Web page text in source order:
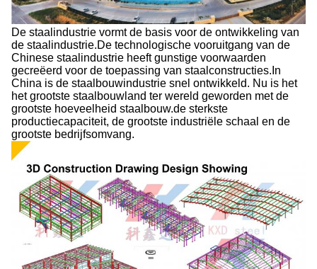
De staalindustrie vormt de basis voor de ontwikkeling van
de staalindustrie.De technologische vooruitgang van de
Chinese staalindustrie heeft gunstige voorwaarden
gecreëerd voor de toepassing van staalconstructies.In
China is de staalbouwindustrie snel ontwikkeld. Nu is het
het grootste staalbouwland ter wereld geworden met de
grootste hoeveelheid staalbouw.de sterkste
productiecapaciteit, de grootste industriële schaal en de
grootste bedrijfsomvang.